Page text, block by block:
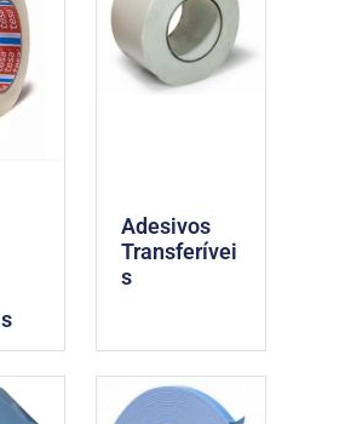
Adesivos
Transferívei
s